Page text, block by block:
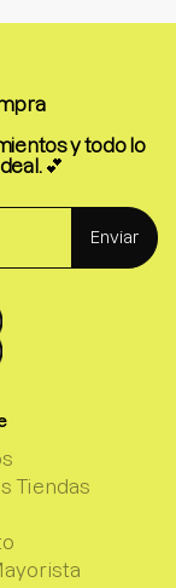
y todo lo
💕
Enviar
Tiendas